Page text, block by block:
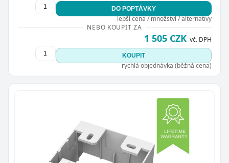
DO POPTÁVKY
lepší cena / množství / alternativy
NEBO KOUPIT ZA
1 505 CZK vč. DPH
KOUPIT
rychlá objednávka (běžná cena)